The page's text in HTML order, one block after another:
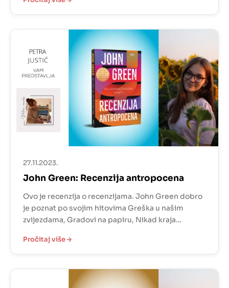
Naime, ispod kišnog Londona postoji cijeli svijet
čarobnjaka i magije. Peter mora vrlo brzo pohvatati
sve radnje u tom svijetu i naučiti […]
27.11.2023.
John Green: Recenzija antropocena
Ovo je recenzija o recenzijama. John Green dobro
je poznat po svojim hitovima Greška u našim
zvijezdama, Gradovi na papiru, Nikad kraja
knjigu koje su me među prvima „uvele“ u čitanje.
Zbog toga mi je ova knjiga dugo bila prvi vrhu ‘TBR’
liste. Isprva neobična- knjiga u […]
Pročitaj više